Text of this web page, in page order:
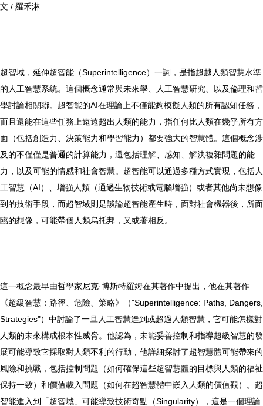
文 / 羅禾淋
超智域，延伸超智能（Superintelligence）一詞，是指超越人類智慧水準
的人工智慧系統。這個概念通常與未來學、人工智慧研究、以及倫理和哲
學討論相關聯。超智能的AI在理論上不僅能夠模擬人類的所有認知任務，
而且還能在這些任務上遠遠超出人類的能力，指任何比人類在幾乎所有方
面（包括創造力、決策能力和學習能力）都要強大的智慧體。這個概念涉
及的不僅僅是普通的計算能力，還包括理解、感知、解決複雜問題的能
力，以及可能的情感和社會智慧。超智能可以通過多種方式實現，包括人
工智慧（AI）、增強人類（通過生物技術或電腦增強）或者其他尚未想像
到的技術手段，而超智域則是談論超智能產生時，面對社會機器後，所面
臨的想像，可能帶個人類烏托邦，又或著相反。
這一概念最早由哲學家尼克·博斯特羅姆在其著作中提出，他在其著作
《超級智慧：路徑、危險、策略》（"Superintelligence: Paths, Dangers,
Strategies"）中討論了一旦人工智慧達到或超過人類智慧，它可能怎樣對
人類的未來構成根本性威脅。他認為，未能妥善控制和指導超級智慧的發
展可能導致它採取對人類不利的行動，他詳細探討了超智慧體可能帶來的
風險和挑戰，包括控制問題（如何確保這些超智慧體的目標與人類的福祉
保持一致）和價值載入問題（如何在超智慧體中嵌入人類的價值觀）。超
智能進入到「超智域」可能導致技術奇點（Singularity），這是一個理論